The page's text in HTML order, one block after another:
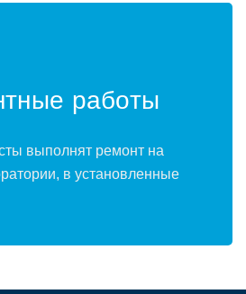
работы
выполнят ремонт на
в установленные